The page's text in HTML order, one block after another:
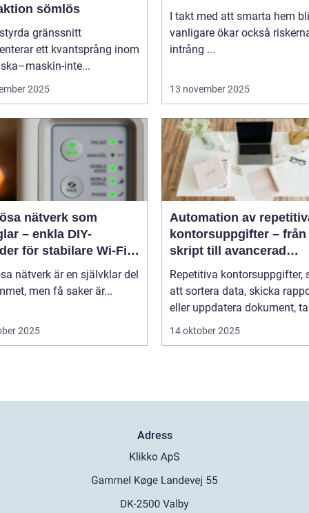
sömlös
gränssnitt
ett kvantsprång inom
inte...
2025
I takt med att smarta hem
vanligare ökar också
intrång ...
13 november 2025
nätverk som
– enkla DIY-
för stabilare Wi-Fi i
nätverk är en självklar del
men få saker är...
2025
Automation av
kontorsuppgifter – från
skript till avancerad
programvara
Repetitiva kontorsuppgifter,
att sortera data, skicka
eller uppdatera dokument,
14 oktober 2025
Adress